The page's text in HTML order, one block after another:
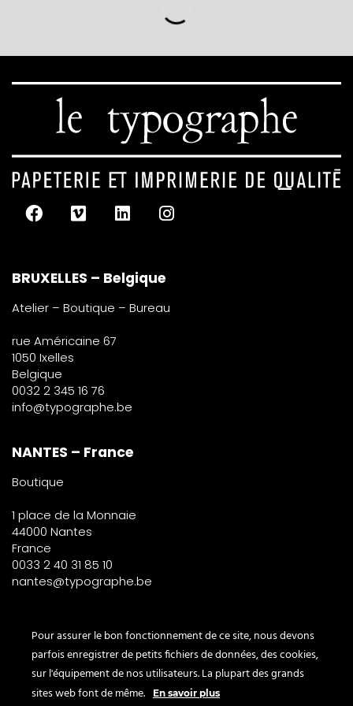
BRUXELLES – Belgique
Atelier – Boutique – Bureau
rue Américaine 67
1050 Ixelles
Belgique
0032 2 345 16 76
info@typographe.be
NANTES – France
Boutique
1 place de la Monnaie
44000 Nantes
France
0033 2 40 31 85 10
nantes@typographe.be
Corner
le Bon Marché
Pour assurer le bon fonctionnement de ce site, nous devons
parfois enregistrer de petits fichiers de données, des cookies,
sur l'équipement de nos utilisateurs. La plupart des grands
sites web font de même.
En savoir plus